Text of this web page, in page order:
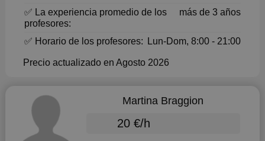
✅ La experiencia promedio de los
profesores:
más de 3 años
✅ Horario de los profesores: Lun-Dom, 8:00 - 21:00
Precio actualizado en Agosto 2026
Martina Braggion
20 €/h